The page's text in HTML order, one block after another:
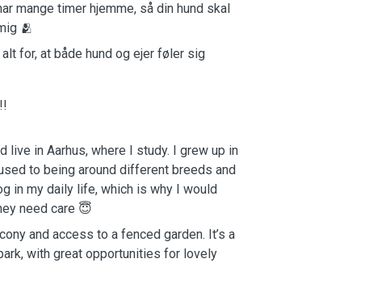
mange timer hjemme, så din hund skal
🫂
for, at både hund og ejer føler sig
live in Aarhus, where I study. I grew up in
to being around different breeds and
in my daily life, which is why I would
need care 😇
and access to a fenced garden. It’s a
with great opportunities for lovely